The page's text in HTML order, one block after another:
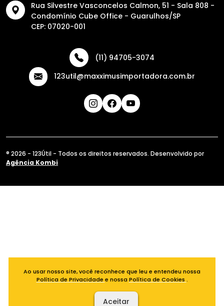
Rua Silvestre Vasconcelos Calmon, 51 - Sala 808 -
Condomínio Cube Office - Guarulhos/SP
CEP: 07020-001
(11) 94705-3074
123util@maxximusimportadora.com.br
® 2026 - 123Útil - Todos os direitos reservados. Desenvolvido por
Agência Kombi
Ao usar nosso site, você reconhece que leu e entendeu nossa
Política de Privacidade e nossa Política de Cookies .
Aceitar